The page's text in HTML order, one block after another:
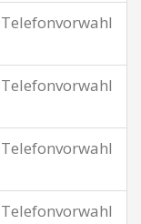
Telefonvorwahl
Telefonvorwahl
Telefonvorwahl
Telefonvorwahl